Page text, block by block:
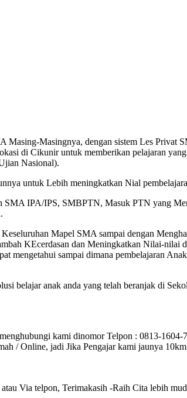
Masingnya, dengan sistem Les Privat
di Cikunir untuk memberikan pelajaran
Nasional).
untuk Lebih meningkatkan Nial
IPA/IPS, SMBPTN, Masuk PTN yang
Mapel SMA sampai dengan
KEcerdasan dan Meningkatkan Nilai-
mengetahui sampai dimana pembelajaran
belajar anak anda yang telah beranjak di
kami dinomor Telpon : 0813-
/ Online, jadi Jika Pengajar kami jaunya
Via telpon, Terimakasih -Raih Cita lebih